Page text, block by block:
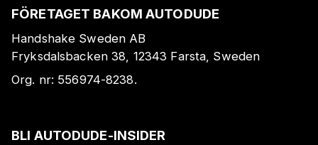
FÖRETAGET BAKOM AUTODUDE
Handshake Sweden AB
Fryksdalsbacken 38, 12343 Farsta, Sweden
Org. nr: 556974-8238.
BLI AUTODUDE-INSIDER